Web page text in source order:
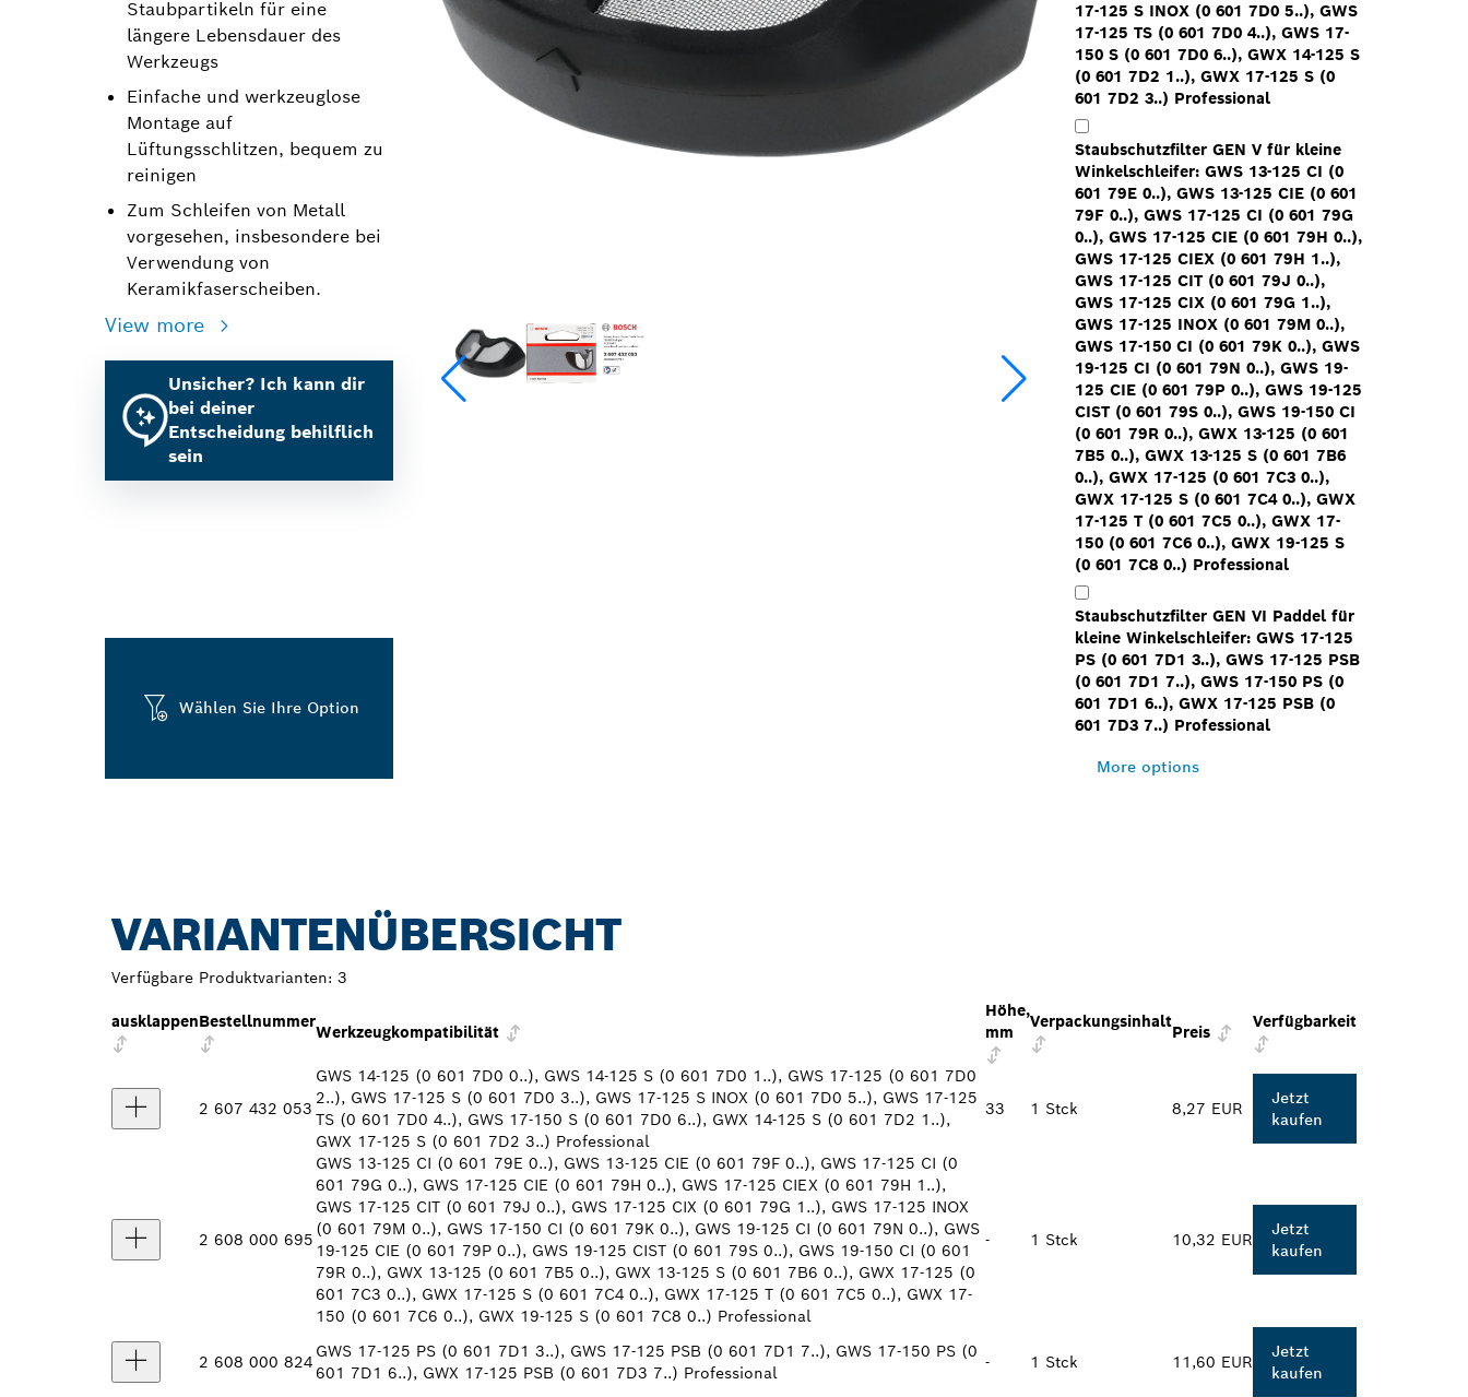
Staubpartikeln für eine
längere Lebensdauer des
Werkzeugs
Einfache und werkzeuglose
Montage auf
Lüftungsschlitzen, bequem zu
reinigen
Zum Schleifen von Metall
vorgesehen, insbesondere bei
Verwendung von
Keramikfaserscheiben.
View more
Unsicher? Ich kann dir
bei deiner
Entscheidung behilflich
sein
Wählen Sie Ihre Option
17-125 S INOX (0 601 7D0 5..), GWS
17-125 TS (0 601 7D0 4..), GWS 17-
150 S (0 601 7D0 6..), GWX 14-125 S
(0 601 7D2 1..), GWX 17-125 S (0
601 7D2 3..) Professional
Staubschutzfilter GEN V für kleine
Winkelschleifer: GWS 13-125 CI (0
601 79E 0..), GWS 13-125 CIE (0 601
79F 0..), GWS 17-125 CI (0 601 79G
0..), GWS 17-125 CIE (0 601 79H 0..),
GWS 17-125 CIEX (0 601 79H 1..),
GWS 17-125 CIT (0 601 79J 0..),
GWS 17-125 CIX (0 601 79G 1..),
GWS 17-125 INOX (0 601 79M 0..),
GWS 17-150 CI (0 601 79K 0..), GWS
19-125 CI (0 601 79N 0..), GWS 19-
125 CIE (0 601 79P 0..), GWS 19-125
CIST (0 601 79S 0..), GWS 19-150 CI
(0 601 79R 0..), GWX 13-125 (0 601
7B5 0..), GWX 13-125 S (0 601 7B6
0..), GWX 17-125 (0 601 7C3 0..),
GWX 17-125 S (0 601 7C4 0..), GWX
17-125 T (0 601 7C5 0..), GWX 17-
150 (0 601 7C6 0..), GWX 19-125 S
(0 601 7C8 0..) Professional
Staubschutzfilter GEN VI Paddel für
kleine Winkelschleifer: GWS 17-125
PS (0 601 7D1 3..), GWS 17-125 PSB
(0 601 7D1 7..), GWS 17-150 PS (0
601 7D1 6..), GWX 17-125 PSB (0
601 7D3 7..) Professional
More options
VARIANTENÜBERSICHT
Verfügbare Produktvarianten: 3
ausklappenBestellnummer
Werkzeugkompatibilität
Höhe,
mm
Verpackungsinhalt
Preis
Verfügbarkeit
2 607 432 053
GWS 14-125 (0 601 7D0 0..), GWS 14-125 S (0 601 7D0 1..), GWS 17-125 (0 601 7D0
2..), GWS 17-125 S (0 601 7D0 3..), GWS 17-125 S INOX (0 601 7D0 5..), GWS 17-125
TS (0 601 7D0 4..), GWS 17-150 S (0 601 7D0 6..), GWX 14-125 S (0 601 7D2 1..),
GWX 17-125 S (0 601 7D2 3..) Professional
33 1 Stck 8,27 EUR
Jetzt
kaufen
2 608 000 695
GWS 13-125 CI (0 601 79E 0..), GWS 13-125 CIE (0 601 79F 0..), GWS 17-125 CI (0
601 79G 0..), GWS 17-125 CIE (0 601 79H 0..), GWS 17-125 CIEX (0 601 79H 1..),
GWS 17-125 CIT (0 601 79J 0..), GWS 17-125 CIX (0 601 79G 1..), GWS 17-125 INOX
(0 601 79M 0..), GWS 17-150 CI (0 601 79K 0..), GWS 19-125 CI (0 601 79N 0..), GWS
19-125 CIE (0 601 79P 0..), GWS 19-125 CIST (0 601 79S 0..), GWS 19-150 CI (0 601
79R 0..), GWX 13-125 (0 601 7B5 0..), GWX 13-125 S (0 601 7B6 0..), GWX 17-125 (0
601 7C3 0..), GWX 17-125 S (0 601 7C4 0..), GWX 17-125 T (0 601 7C5 0..), GWX 17-
150 (0 601 7C6 0..), GWX 19-125 S (0 601 7C8 0..) Professional
- 1 Stck 10,32 EUR
Jetzt
kaufen
2 608 000 824
GWS 17-125 PS (0 601 7D1 3..), GWS 17-125 PSB (0 601 7D1 7..), GWS 17-150 PS (0
601 7D1 6..), GWX 17-125 PSB (0 601 7D3 7..) Professional
- 1 Stck 11,60 EUR
Jetzt
kaufen